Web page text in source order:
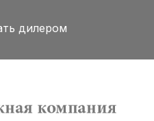
дилером